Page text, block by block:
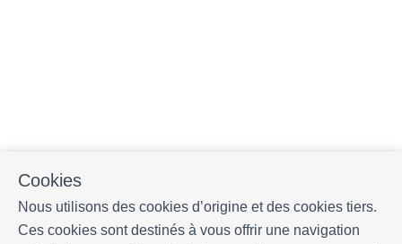
Cookies
Nous utilisons des cookies d’origine et des cookies tiers.
Ces cookies sont destinés à vous offrir une navigation